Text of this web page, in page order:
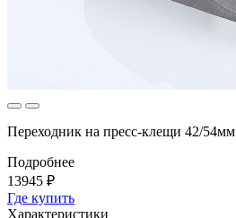
Переходник на пресс-клещи 42/54мм
Подробнее
13945 ₽
Где купить
Характеристики